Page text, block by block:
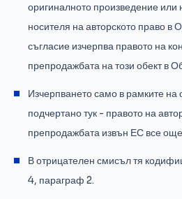
оригиналното произведение или
носителя на авторското право в
съгласие изчерпва правото на
препродажбата на този обект в
Изчерпването само в рамките
подчертано тук - правото на
препродажбата извън ЕС все още
В отрицателен смисъл тя
4, параграф 2.